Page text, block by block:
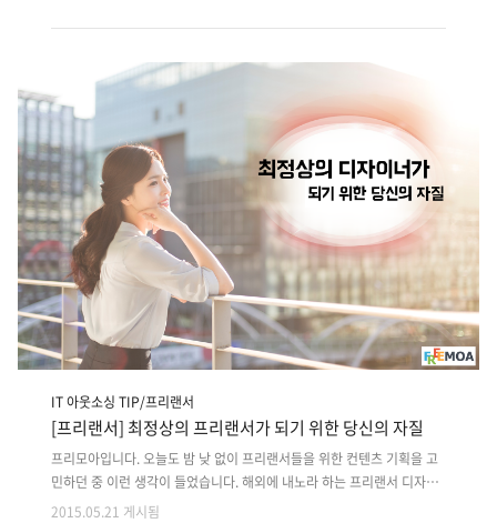
한번으로 끝납니다. 1. 포트폴리오를 한글파일이나 PPT로 만들었으면 ?-
록 2. 포트폴리오 사진이(JPG, BMP, PNG, GIF) 여러장이면 ?-> 알집으
로 압축해서 업로드하면 해제 후 일괄 등록됩니다. 주의 * 1. 알집에 비밀
번호 걸려있으면 안됩니다. (컴퓨터가 멍청해서 비밀번호를 풀지 못 합니
다) 2. 첨부파일 업로드의 용량제한은 50M입니다. 3. 간혹..
IT 아웃소싱 TIP/프리랜서
[프리랜서] 최정상의 프리랜서가 되기 위한 당신의 자질
프리모아입니다. 오늘도 밤 낮 없이 프리랜서들을 위한 컨텐츠 기획을 고
민하던 중 이런 생각이 들었습니다. 해외에 내노라 하는 프리랜서 디자이
너들, 그들에게는 남들과 다른 특별한 자질이 있어서 성공의 반열에 오른
2015.05.21 게시됨